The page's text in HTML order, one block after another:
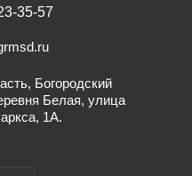
35-57
Богородский
Белая, улица
1А.